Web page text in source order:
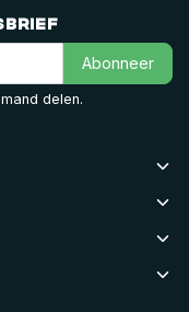
Abonneer
delen.